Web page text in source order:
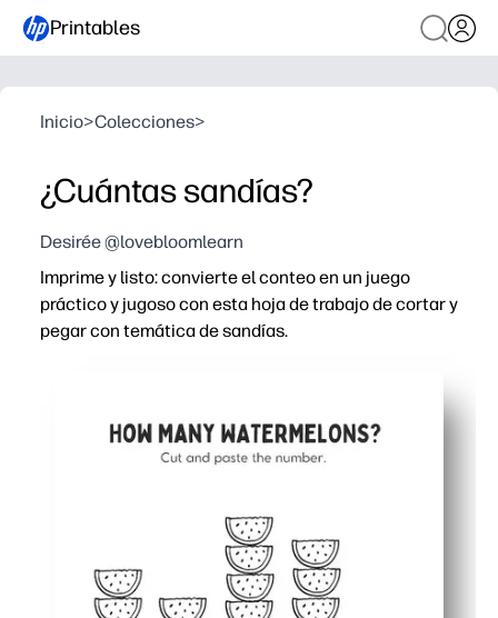
Printables
Inicio>Colecciones>
¿Cuántas sandías?
Desirée @lovebloomlearn
Imprime y listo: convierte el conteo en un juego
práctico y jugoso con esta hoja de trabajo de cortar y
pegar con temática de sandías.
Desarrolla las matemáticas tempranas: los niños
Mejora la motricidad fina: cortar y pegar aumenta el